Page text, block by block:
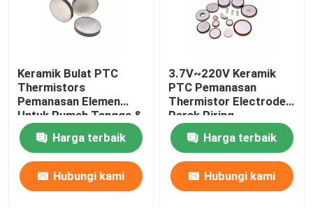
Fuse pemotongan termal
pelindung overload termal
Keramik Bulat PTC
Thermistors
Pemanasan Elemen
Untuk Rumah Tangga &
Industri Otomotif Pelet
Kualitas Premium
Harga terbaik
Hubungi kami
3.7V~220V Keramik
PTC Pemanasan
Thermistor Electrode
Perak Piring
Pemanasan Suhu
KonstanHarga terbaik
Hubungi kami